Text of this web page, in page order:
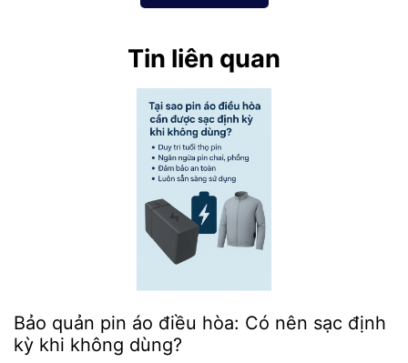
Tin liên quan
Bảo quản pin áo điều hòa: Có nên sạc định
kỳ khi không dùng?